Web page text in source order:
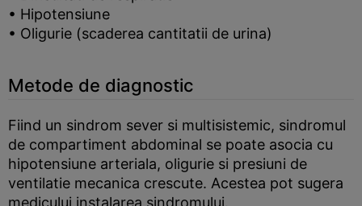
• Hipotensiune
• Oligurie (scaderea cantitatii de urina)
Metode de diagnostic
Fiind un sindrom sever si multisistemic, sindromul
de compartiment abdominal se poate asocia cu
hipotensiune arteriala, oligurie si presiuni de
ventilatie mecanica crescute. Acestea pot sugera
medicului instalarea sindromului.